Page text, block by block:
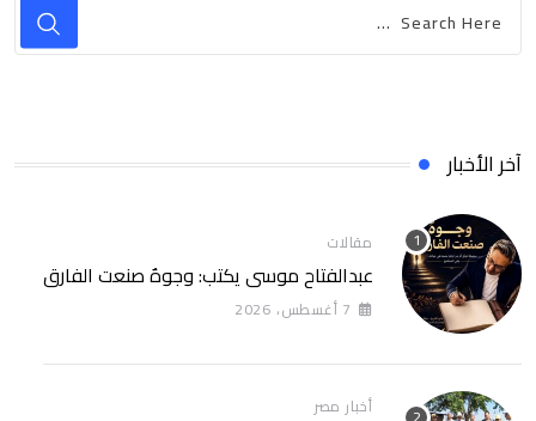
آخر الأخبار
مقالات
عبدالفتاح موسى يكتب: وجوهٌ صنعت الفارق
7 أغسطس، 2026
أخبار مصر